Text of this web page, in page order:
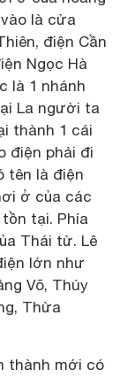
là cửa
điện Cần
Ngọc Hà
là 1 nhánh
La người ta
thành 1 cái
điện phải đi
tên là điện
ở của các
tại. Phía
Thái tử. Lê
lớn như
Võ, Thúy
Thừa
thành mới có